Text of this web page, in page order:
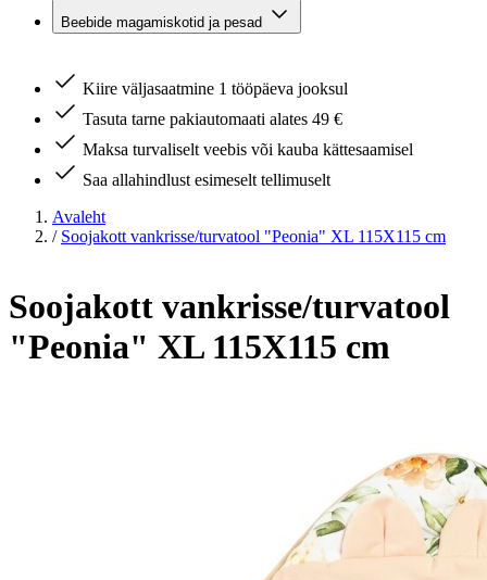
Beebide magamiskotid ja pesad
Kiire väljasaatmine 1 tööpäeva jooksul
Tasuta tarne pakiautomaati alates 49 €
Maksa turvaliselt veebis või kauba kättesaamisel
Saa allahindlust esimeselt tellimuselt
Avaleht
/ Soojakott vankrisse/turvatool "Peonia" XL 115X115 cm
Soojakott vankrisse/turvatool
"Peonia" XL 115X115 cm